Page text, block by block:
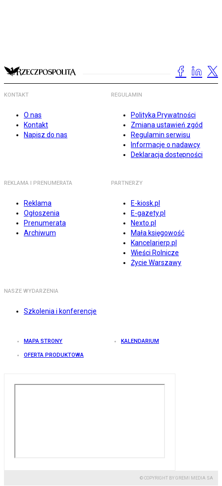
KONTAKT
O nas
Kontakt
Napisz do nas
REGULAMIN
Polityka Prywatności
Zmiana ustawień zgód
Regulamin serwisu
Informacje o nadawcy
Deklaracja dostępności
REKLAMA I PRENUMERATA
Reklama
Ogłoszenia
Prenumerata
Archiwum
PARTNERZY
E-kiosk.pl
E-gazety.pl
Nexto.pl
Mała księgowość
Kancelarierp.pl
Wieści Rolnicze
Życie Warszawy
NASZE WYDARZENIA
Szkolenia i konferencje
MAPA STRONY KALENDARIUM
OFERTA PRODUKTOWA
© COPYRIGHT BY GREMI MEDIA SA